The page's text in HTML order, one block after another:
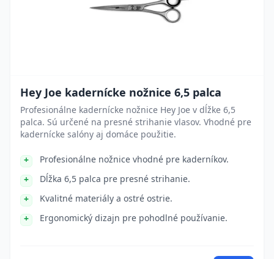
Hey Joe kadernícke nožnice 6,5 palca
Profesionálne kadernícke nožnice Hey Joe v dĺžke 6,5
palca. Sú určené na presné strihanie vlasov. Vhodné pre
kadernícke salóny aj domáce použitie.
Profesionálne nožnice vhodné pre kaderníkov.
Dĺžka 6,5 palca pre presné strihanie.
Kvalitné materiály a ostré ostrie.
Ergonomický dizajn pre pohodlné používanie.